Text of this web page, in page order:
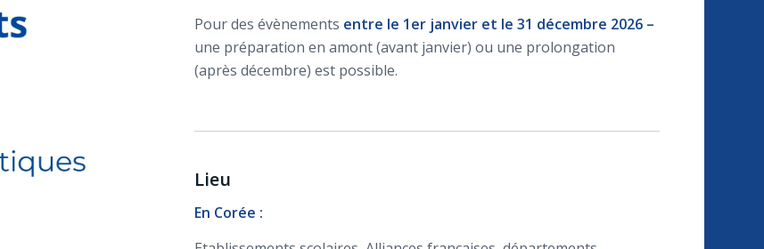
Pour des évènements entre le 1er janvier et le 31 décembre 2026 –
une préparation en amont (avant janvier) ou une prolongation
(après décembre) est possible.
Lieu
En Corée :